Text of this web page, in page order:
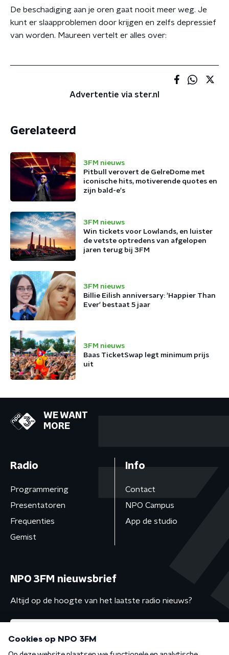
De beschadiging aan je oren gaat nooit meer weg. Je
kunt er slaapproblemen door krijgen en zelfs depressief
van worden. Maureen vertelt er alles over:
Advertentie via ster.nl
Gerelateerd
3FM nieuws
Pitbull verovert de GelreDome met
iconische hits, motiverende quotes en
zijn bald-e's
3FM nieuws
Win tickets voor Lowlands, en luister
de vetste optredens van afgelopen
jaren terug bij 3FM
3FM nieuws
Billie Eilish anniversary: 'Happier Than
Ever' bestaat 5 jaar
3FM nieuws
Baas TicketSwap legt minimum prijs
uit
WE WANT
MORE
Radio
Programmering
Presentatoren
Frequenties
Gemist
Info
Contact
NPO Campus
App de studio
NPO 3FM nieuwsbrief
Altijd op de hoogte van het laatste radio nieuws?